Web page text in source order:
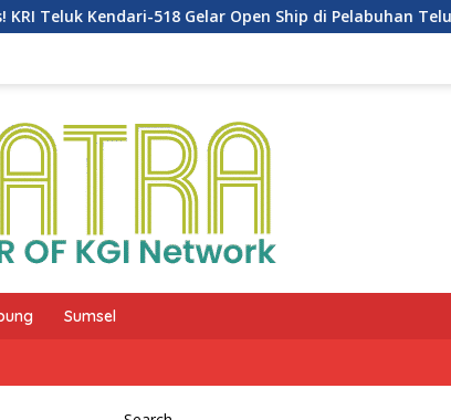
Kendari-518 Gelar Open Ship di Pelabuhan Teluk Bayur
Sumsel